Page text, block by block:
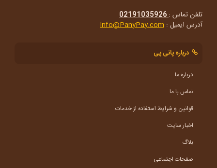
تلفن تماس :02191035926
آدرس ایمیل : Info@PanyPay.com
درباره پانی پی
درباره ما
تماس با ما
قوانین و شرایط استفاده از خدمات
اخبار سایت
بلاگ
صفحات اجتماعی